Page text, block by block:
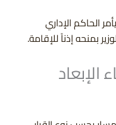
الحاكم الإداري
بمنحه إذناً للإقامة.
الإبعاد